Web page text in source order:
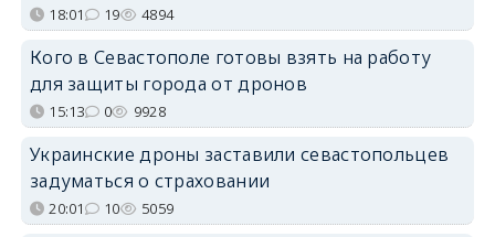
18:01 19 4894
Кого в Севастополе готовы взять на работу
для защиты города от дронов
15:13 0 9928
Украинские дроны заставили севастопольцев
задуматься о страховании
20:01 10 5059